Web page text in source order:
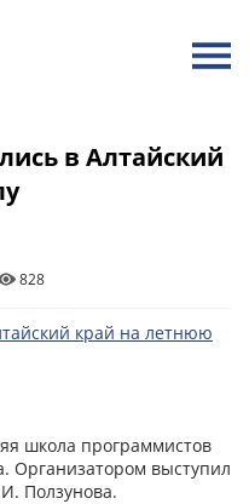
в Алтайский
828
школа программистов
Организатором выступил
Ползунова.